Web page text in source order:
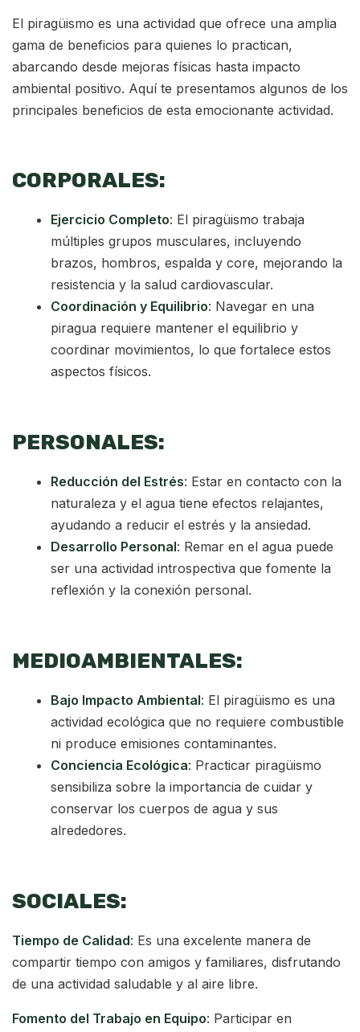
El piragüismo es una actividad que ofrece una amplia
gama de beneficios para quienes lo practican,
abarcando desde mejoras físicas hasta impacto
ambiental positivo. Aquí te presentamos algunos de los
principales beneficios de esta emocionante actividad.
CORPORALES:
Ejercicio Completo: El piragüismo trabaja
múltiples grupos musculares, incluyendo
brazos, hombros, espalda y core, mejorando la
resistencia y la salud cardiovascular.
Coordinación y Equilibrio: Navegar en una
piragua requiere mantener el equilibrio y
coordinar movimientos, lo que fortalece estos
aspectos físicos.
PERSONALES:
Reducción del Estrés: Estar en contacto con la
naturaleza y el agua tiene efectos relajantes,
ayudando a reducir el estrés y la ansiedad.
Desarrollo Personal: Remar en el agua puede
ser una actividad introspectiva que fomente la
reflexión y la conexión personal.
MEDIOAMBIENTALES:
Bajo Impacto Ambiental: El piragüismo es una
actividad ecológica que no requiere combustible
ni produce emisiones contaminantes.
Conciencia Ecológica: Practicar piragüismo
sensibiliza sobre la importancia de cuidar y
conservar los cuerpos de agua y sus
alrededores.
SOCIALES:
Tiempo de Calidad: Es una excelente manera de
compartir tiempo con amigos y familiares, disfrutando
de una actividad saludable y al aire libre.
Fomento del Trabajo en Equipo: Participar en